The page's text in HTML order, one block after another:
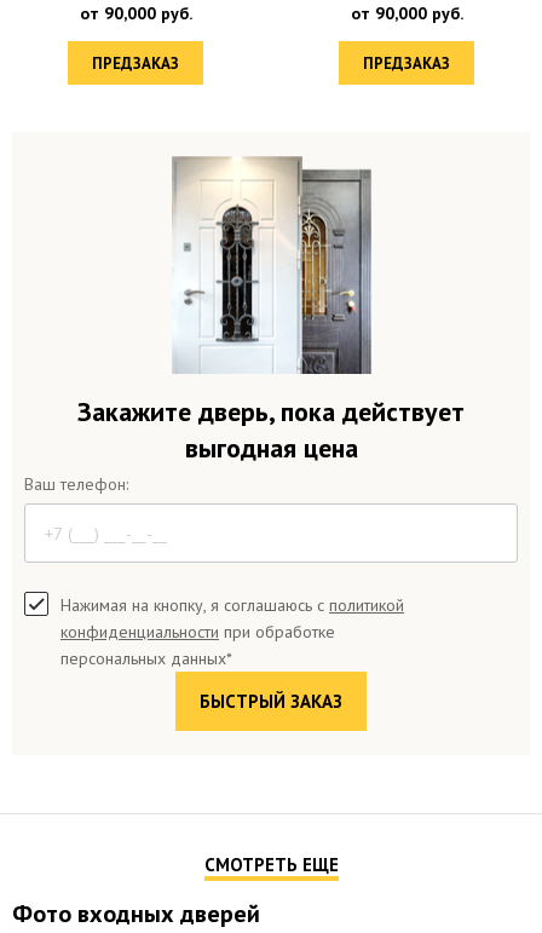
от 90,000руб.
ПРЕДЗАКАЗ
от 90,000руб.
ПРЕДЗАКАЗ
Закажите дверь, пока действует
выгодная цена
Ваш телефон:
Нажимая на кнопку, я соглашаюсь с политикой
конфиденциальности при обработке
персональных данных*
СМОТРЕТЬ ЕЩЕ
Фото входных дверей